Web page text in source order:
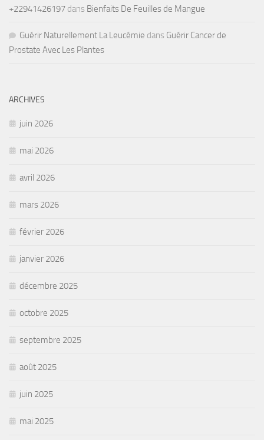
+22941426197 dans Bienfaits De Feuilles de Mangue
Guérir Naturellement La Leucémie dans Guérir Cancer de
Prostate Avec Les Plantes
ARCHIVES
juin 2026
mai 2026
avril 2026
mars 2026
février 2026
janvier 2026
décembre 2025
octobre 2025
septembre 2025
août 2025
juin 2025
mai 2025